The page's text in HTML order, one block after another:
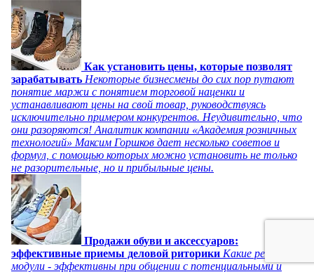
Как установить цены, которые позволят
зарабатывать Некоторые бизнесмены до сих пор путают
понятие маржи с понятием торговой наценки и
устанавливают цены на свой товар, руководствуясь
исключительно примером конкурентов. Неудивительно, что
они разоряются! Аналитик компании «Академия розничных
технологий» Максим Горшков дает несколько советов и
формул, с помощью которых можно установить не только
не разорительные, но и прибыльные цены.
Продажи обуви и аксессуаров:
эффективные приемы деловой риторики Какие речевые
модули - эффективны при общении с потенциальными и